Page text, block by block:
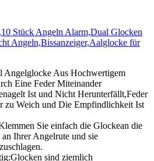
Stück Angeln Alarm,Dual Glocken
Angeln,Bissanzeiger,Aalglocke für
Angelglocke Aus Hochwertigem
Eine Feder Miteinander
Ist und Nicht Herunterfällt,Feder
zu Weich und Die Empfindlichkeit Ist
Sie einfach die Glockean die
Ihrer Angelrute und sie
sind ziemlich